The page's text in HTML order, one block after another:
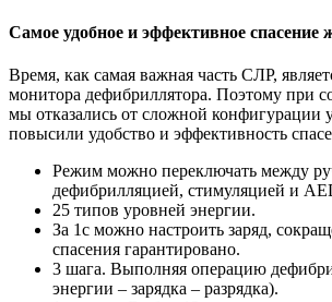
Самое удобное и эффективное спасение
Время, как самая важная часть СЛР,
монитора дефибриллятора. Поэтому при
мы отказались от сложной конфигурации
повысили удобство и эффективность
Режим можно переключать между
дефибрилляцией, стимуляцией и
25 типов уровней энергии.
За 1с можно настроить заряд,
спасения гарантировано.
3 шага. Выполняя операцию
энергии – зарядка – разрядка).